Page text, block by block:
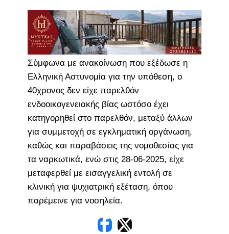
Σύμφωνα με ανακοίνωση που εξέδωσε η
Ελληνική Αστυνομία για την υπόθεση, ο
40χρονος δεν είχε παρελθόν
ενδοοικογενειακής βίας ωστόσο έχει
κατηγορηθεί στο παρελθόν, μεταξύ άλλων
για συμμετοχή σε εγκληματική οργάνωση,
καθώς και παραβάσεις της νομοθεσίας για
τα ναρκωτικά, ενώ στις 28-06-2025, είχε
μεταφερθεί με εισαγγελική εντολή σε
κλινική για ψυχιατρική εξέταση, όπου
παρέμεινε για νοσηλεία.